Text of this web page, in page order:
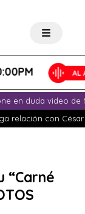
en duda video de
relación con
“Carné